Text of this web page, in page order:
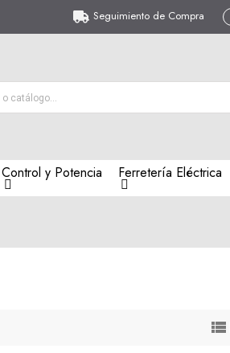
Seguimiento de Compra
Control y Potencia Ferretería Eléctrica
